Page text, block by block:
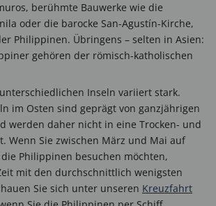
berühmte Bauwerke wie die
oder die barocke San-Agustín-Kirche,
Philippinen. Übringens – selten in Asien:
gehören der römisch-katholischen
Inseln variiert stark.
im Osten sind geprägt von ganzjährigen
werden daher nicht in eine Trocken- und
Wenn Sie zwischen März und Mai auf
Philippinen besuchen möchten,
mit den durchschnittlich wenigsten
Sie sich unter unseren Kreuzfahrt